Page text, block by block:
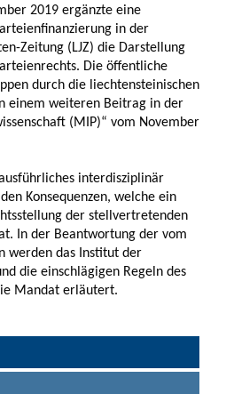
2019 ergänzte eine
in der
Zeitung (LJZ) die Darstellung
Die öffentliche
durch die liechtensteinischen
einem weiteren Beitrag in der
(MIP)“ vom November
interdisziplinär
Konsequenzen, welche ein
der stellvertretenden
In der Beantwortung der vom
werden das Institut der
die einschlägigen Regeln des
Mandat erläutert.